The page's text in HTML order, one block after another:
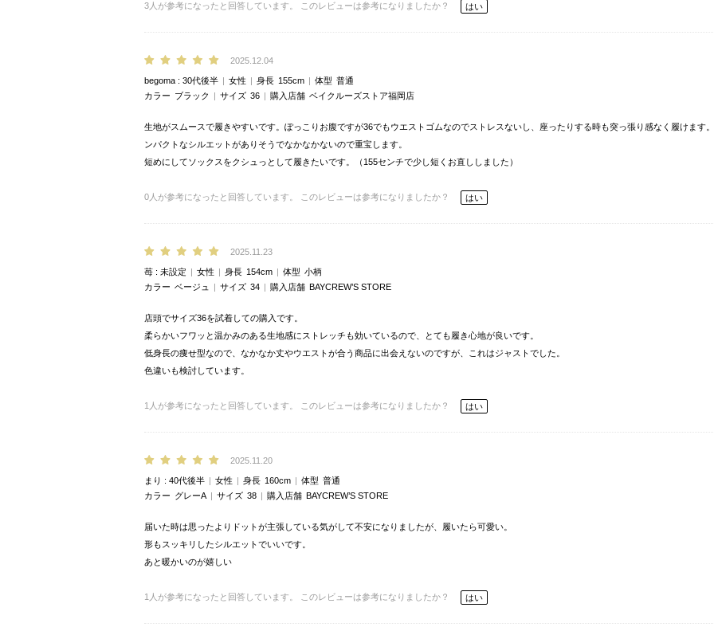
3 人が参考になったと回答しています。 このレビューは参考になりましたか？ はい
2025.12.04
begoma 30代後半 女性 身長 155cm 体型 普通
カラー ブラック サイズ 36 購入店舗 ベイクルーズストア福岡店
生地がスムースで履きやすいです。ぽっこりお腹ですが36でもウエストゴムなのでストレスないし、座ったりする時も突っ張り感なく履けます
ンパクトなシルエットがありそうでなかなかないので重宝します。
短めにしてソックスをクシュっとして履きたいです。（155センチで少し短くお直ししました）
0 人が参考になったと回答しています。 このレビューは参考になりましたか？ はい
2025.11.23
苺 未設定 女性 身長 154cm 体型 小柄
カラー ベージュ サイズ 34 購入店舗 BAYCREW’S STORE
店頭でサイズ36を試着しての購入です。
柔らかいフワッと温かみのある生地感にストレッチも効いているので、とても履き心地が良いです。
低身長の痩せ型なので、なかなか丈やウエストが合う商品に出会えないのですが、これはジャストでした。
色違いも検討しています。
1 人が参考になったと回答しています。 このレビューは参考になりましたか？ はい
2025.11.20
まり 40代後半 女性 身長 160cm 体型 普通
カラー グレーA サイズ 38 購入店舗 BAYCREW’S STORE
届いた時は思ったよりドットが主張している気がして不安になりましたが、履いたら可愛い。
形もスッキリしたシルエットでいいです。
あと暖かいのが嬉しい
1 人が参考になったと回答しています。 このレビューは参考になりましたか？ はい